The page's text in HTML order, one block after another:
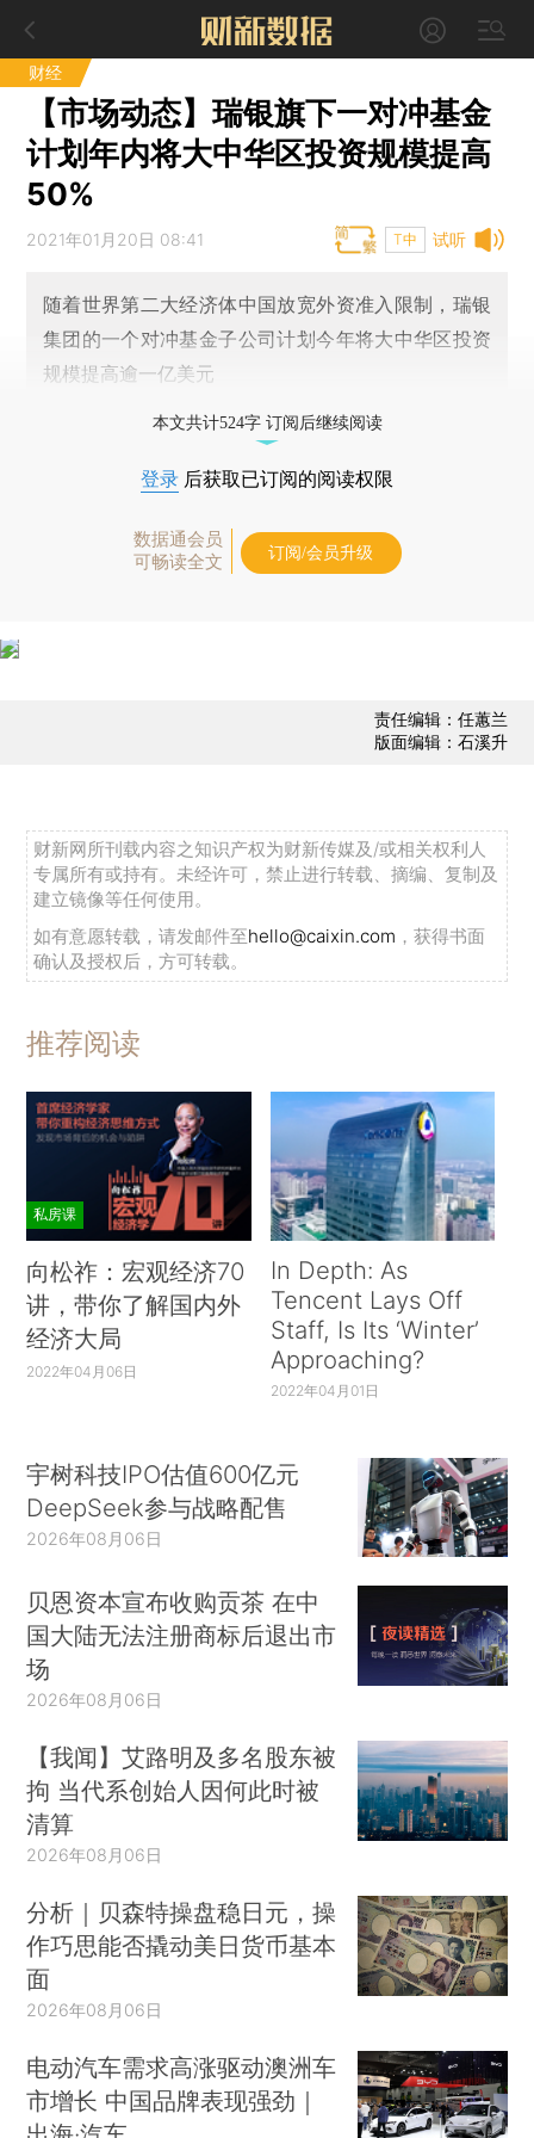
财经
【市场动态】瑞银旗下一对冲基金
计划年内将大中华区投资规模提高
50%
试听
2021年01月20日 08:41 T中
随着世界第二大经济体中国放宽外资准入限制，瑞银
集团的一个对冲基金子公司计划今年将大中华区投资
规模提高逾一亿美元
本文共计524字 订阅后继续阅读
登录 后获取已订阅的阅读权限
数据通会员
可畅读全文
订阅/会员升级
责任编辑：任蕙兰
版面编辑：石溪升
财新网所刊载内容之知识产权为财新传媒及/或相关权利人
专属所有或持有。未经许可，禁止进行转载、摘编、复制及
建立镜像等任何使用。
如有意愿转载，请发邮件至hello@caixin.com ，获得书面
确认及授权后，方可转载。
推荐阅读
私房课
向松祚：宏观经济70
讲，带你了解国内外
经济大局
2022年04月06日
In Depth: As
Tencent Lays Off
Staff, Is Its ‘Winter’
Approaching?
2022年04月01日
宇树科技IPO估值600亿元
DeepSeek参与战略配售
2026年08月06日
贝恩资本宣布收购贡茶 在中
国大陆无法注册商标后退出市
场
2026年08月06日
【我闻】艾路明及多名股东被
拘 当代系创始人因何此时被
清算
2026年08月06日
分析｜贝森特操盘稳日元，操
作巧思能否撬动美日货币基本
面
2026年08月06日
电动汽车需求高涨驱动澳洲车
市增长 中国品牌表现强劲｜